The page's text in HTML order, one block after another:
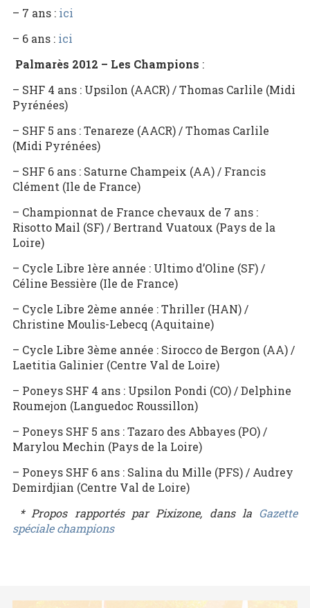
– 7 ans : ici
– 6 ans : ici
Palmarès 2012 – Les Champions :
– SHF 4 ans : Upsilon (AACR) / Thomas Carlile (Midi
Pyrénées)
– SHF 5 ans : Tenareze (AACR) / Thomas Carlile
(Midi Pyrénées)
– SHF 6 ans : Saturne Champeix (AA) / Francis
Clément (Ile de France)
– Championnat de France chevaux de 7 ans :
Risotto Mail (SF) / Bertrand Vuatoux (Pays de la
Loire)
– Cycle Libre 1ère année : Ultimo d’Oline (SF) /
Céline Bessière (Ile de France)
– Cycle Libre 2ème année : Thriller (HAN) /
Christine Moulis-Lebecq (Aquitaine)
– Cycle Libre 3ème année : Sirocco de Bergon (AA) /
Laetitia Galinier (Centre Val de Loire)
– Poneys SHF 4 ans : Upsilon Pondi (CO) / Delphine
Roumejon (Languedoc Roussillon)
– Poneys SHF 5 ans : Tazaro des Abbayes (PO) /
Marylou Mechin (Pays de la Loire)
– Poneys SHF 6 ans : Salina du Mille (PFS) / Audrey
Demirdjian (Centre Val de Loire)
* Propos rapportés par Pixizone, dans la Gazette
spéciale champions